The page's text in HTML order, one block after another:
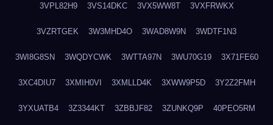
3VPL82H9 3VS14DKC 3VX5WW8T 3VXFRWKX
3VZRTGEK 3W3MHD4O 3WAD8W9N 3WDTF1N3
3WI8G8SN 3WQDYCWK 3WTTA97N 3WU70G19 3X71FE60
3XC4DIU7 3XMIH0VI 3XMLLD4K 3XWW9P5D 3Y2Z2FMH
3YXUATB4 3Z3344KT 3ZBBJF82 3ZUNKQ9P 40PEO5RM